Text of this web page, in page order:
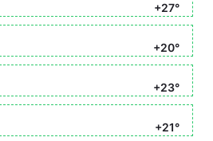
+27°
+20°
+23°
+21°